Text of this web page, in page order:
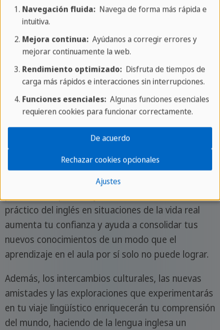
La privacidad es importante para nosotros. Solo cuando haces
clic, el vídeo se carga y se reproduce por el proveedor externo.
La magia de los viajes lingüísticos
Malta sea tan especial? Se trata de sumergirte en
un entorno de habla inglesa, donde cada
interacción, desde escuchar a los lugareños hasta
preguntar por una dirección, contribuye a tu
práctico del inglés en situaciones de la vida real
aumenta tu confianza y ayuda a consolidar tus
nuevos conocimientos de un modo que el
aprendizaje en el aula por sí solo no puede lograr.
Además, los intercambios culturales, las nuevas
amistades y las exploraciones que experimentarás
en tu viaje lingüístico enriquecerán tu comprensión
del mundo, haciendo de la lengua inglesa un
Navegación fluida:Navega de forma más rápida e
intuitiva.
Mejora continua:Ayúdanos a corregir errores y
mejorar continuamente la web.
Rendimiento optimizado:Disfruta de tiempos de
carga más rápidos e interacciones sin interrupciones.
Funciones esenciales:Algunas funciones esenciales
requieren cookies para funcionar correctamente.
Ajustes
Rechazar cookies opcionales
De acuerdo